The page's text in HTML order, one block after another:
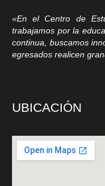
«En el Centro de
trabajamos por la
continua, buscamos
egresados realicen
UBICACIÓN